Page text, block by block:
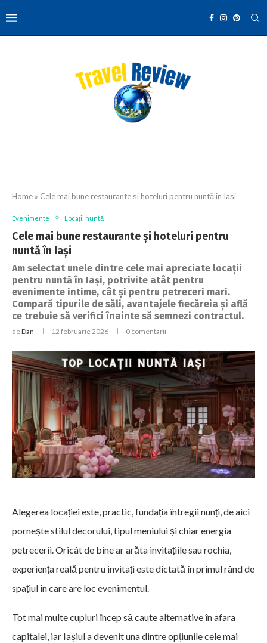
Home » Cele mai bune restaurante și hoteluri pentru nuntă în Iași
Evenimente Locații nuntă
Cele mai bune restaurante și hoteluri pentru
nuntă în Iași
Am selectat unele dintre cele mai apreciate locații
pentru nuntă în Iași, potrivite atât pentru
evenimente intime, cât și pentru petreceri mari.
Compară tipurile de săli, avantajele fiecăreia și află
ce trebuie să verifici înainte să semnezi contractul.
deDan 12 februarie 2026 0 comentarii
Alegerea locației este, practic, fundația întregii nunți, de aici
pornește stilul decorului, tipul meniului și chiar energia
petrecerii. Oricât de bine ar arăta invitațiile sau rochia,
experiența reală pentru invitați este dictată în primul rând de
spațiul în care are loc evenimentul.
Tot mai multe cupluri încep să caute alternative în afara
capitalei, iar Iașiul a devenit una dintre opțiunile cele mai